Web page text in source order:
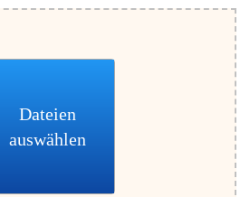
Dateien
auswählen